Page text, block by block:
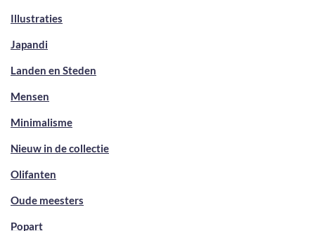
Illustraties
Japandi
Landen en Steden
Mensen
Minimalisme
Nieuw in de collectie
Olifanten
Oude meesters
Popart